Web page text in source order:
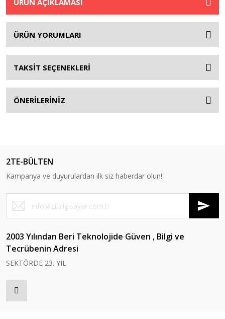
ÜRÜN AÇIKLAMASI
ÜRÜN YORUMLARI
TAKSİT SEÇENEKLERİ
ÖNERİLERİNİZ
2TE-BÜLTEN
Kampanya ve duyurulardan ilk siz haberdar olun!
2003 Yılından Beri Teknolojide Güven , Bilgi ve
Tecrübenin Adresi
SEKTÖRDE 23. YIL